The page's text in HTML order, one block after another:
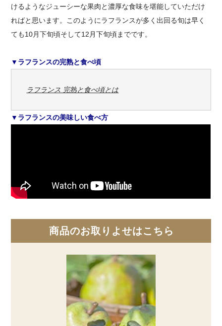
けるようなジューシーな果肉と濃厚な食味を堪能していただけ
ればと思います。このようにラフランスが多く出回る旬は早く
ても10月下旬頃そして12月下旬頃までです。
▼ラフランスの完熟と食べ頃
ラフランス 完熟と食べ頃とは
▼ラフランスの美味しい食べ方
商品のお取りよせはこちら